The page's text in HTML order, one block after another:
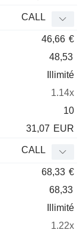
CALL
46,66 €
48,53
Illimité
1.14x
10
31,07 EUR
CALL
68,33 €
68,33
Illimité
1.22x